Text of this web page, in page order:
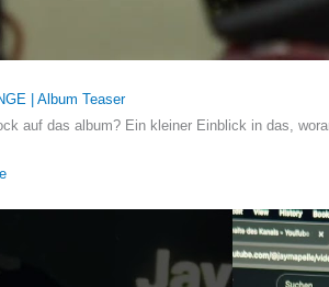
| Album Teaser
auf das album? Ein kleiner Einblick in das,